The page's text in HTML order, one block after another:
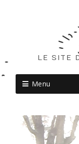
LE SITE
Menu